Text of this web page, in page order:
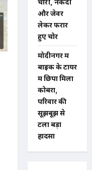
चोरी, नकदी
और जेवर
लेकर फरार
हुए चोर
मोदीनगर में
बाइक के टायर
में छिपा मिला
कोबरा,
परिवार की
सूझबूझ से
टला बड़ा
हादसा